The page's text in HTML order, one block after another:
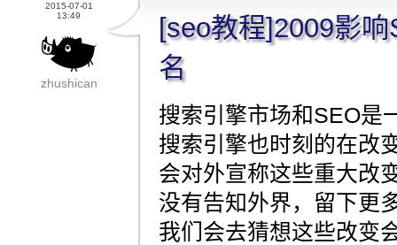
2015-07-01
13:49
zhushican
[seo教程]2009影
名
搜索引擎市场和SEO是
搜索引擎也时刻的在改
会对外宣称这些重大改
没有告知外界，留下更
我们会去猜想这些改变